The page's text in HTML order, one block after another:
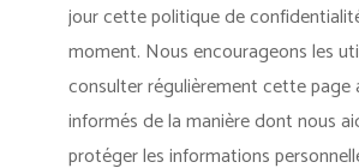
jour cette politique de
moment. Nous encourageons les
consulter régulièrement cette page
informés de la manière dont nous
protéger les informations